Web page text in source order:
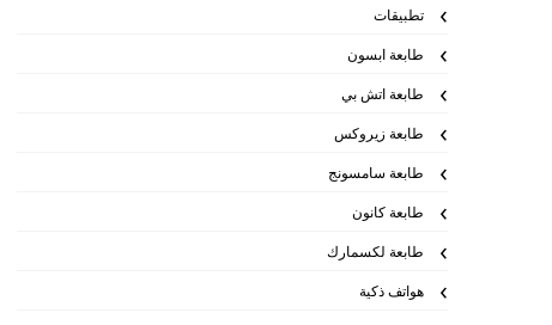
تطبيقات
طابعة ابسون
طابعة اتش بي
طابعة زيروكس
طابعة سامسونج
طابعة كانون
طابعة لكسمارك
هواتف ذكية